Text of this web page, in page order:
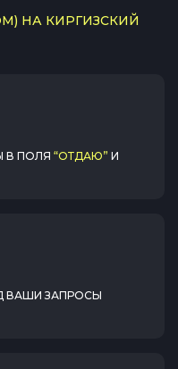
НА КИРГИЗСКИЙ
В ПОЛЯ “ОТДАЮ” И
ВАШИ ЗАПРОСЫ